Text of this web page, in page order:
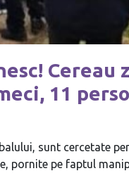
Cereau
11
sunt cercetate
pornite pe faptul